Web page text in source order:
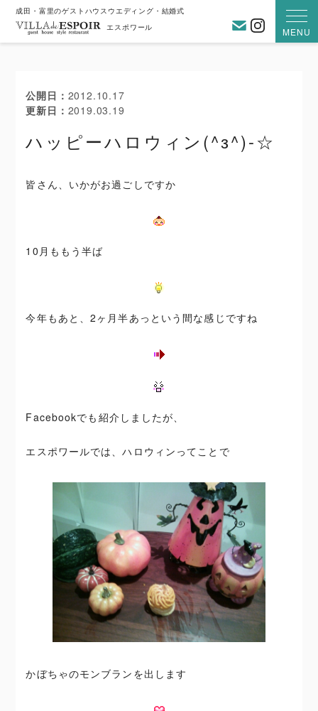
成田・富里のゲストハウスウエディング・結婚式
エスポワール
MENU
お問い合わ
公開日
2012.10.17
更新日
2019.03.19
ハッピーハロウィン(^з^)-☆
皆さん、いかがお過ごしですか
10月ももう半ば
今年もあと、2ヶ月半あっという間な感じですね
Facebookでも紹介しましたが、
エスポワールでは、ハロウィンってことで
かぼちゃのモンブランを出します